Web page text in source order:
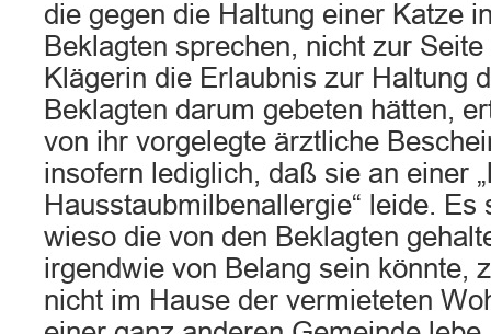
die gegen die Haltung einer Katze
Beklagten sprechen, nicht zur
Klägerin die Erlaubnis zur Haltung
Beklagten darum gebeten hätten,
von ihr vorgelegte ärztliche
insofern lediglich, daß sie an einer
Hausstaubmilbenallergie“ leide.
wieso die von den Beklagten
irgendwie von Belang sein könnte,
nicht im Hause der vermieteten